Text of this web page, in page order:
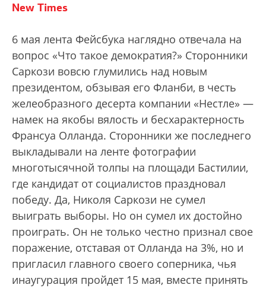
New Times
6 мая лента Фейсбука наглядно отвечала на
вопрос «Что такое демократия?» Сторонники
Саркози вовсю глумились над новым
президентом, обзывая его Фланби, в честь
желеобразного десерта компании «Нестле» —
намек на якобы вялость и бесхарактерность
Франсуа Олланда. Сторонники же последнего
выкладывали на ленте фотографии
многотысячной толпы на площади Бастилии,
где кандидат от социалистов праздновал
победу. Да, Николя Саркози не сумел
выиграть выборы. Но он сумел их достойно
проиграть. Он не только честно признал свое
поражение, отставая от Олланда на 3%, но и
пригласил главного своего соперника, чья
инаугурация пройдет 15 мая, вместе принять